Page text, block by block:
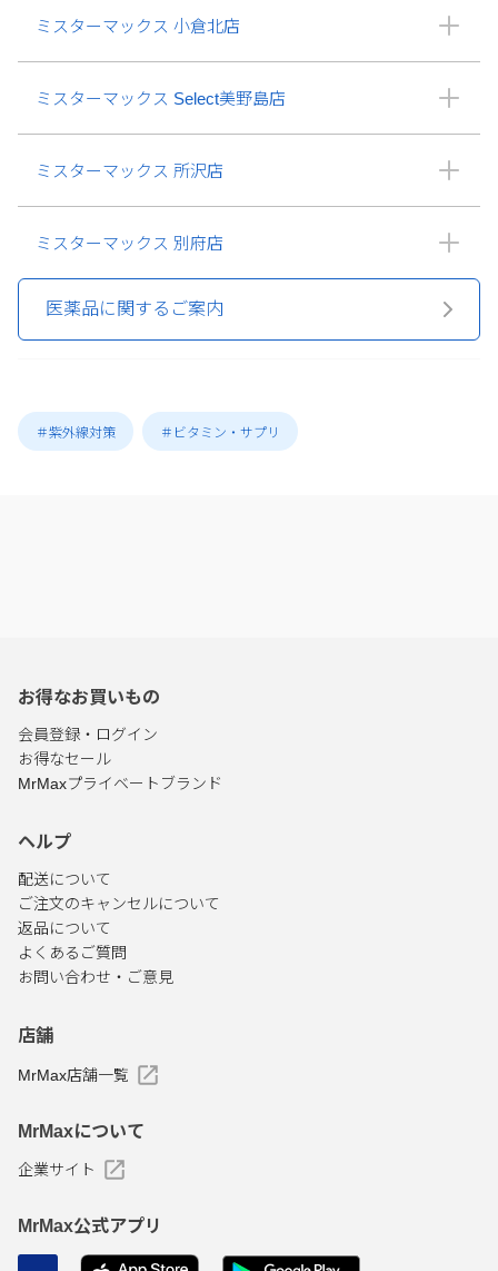
ミスターマックス 小倉北店
ミスターマックス Select美野島店
ミスターマックス 所沢店
ミスターマックス 別府店
医薬品に関するご案内
＃紫外線対策 ＃ビタミン・サプリ
お得なお買いもの
会員登録・ログイン
お得なセール
MrMaxプライベートブランド
ヘルプ
配送について
ご注文のキャンセルについて
返品について
よくあるご質問
お問い合わせ・ご意見
店舗
MrMax店舗一覧
MrMaxについて
企業サイト
MrMax公式アプリ